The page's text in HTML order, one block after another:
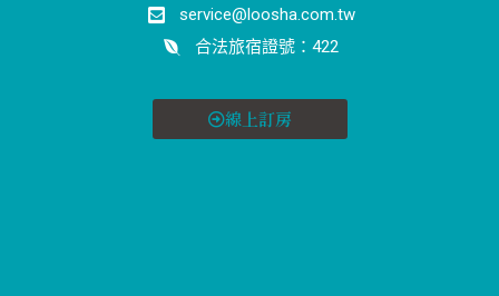
service@loosha.com.tw
合法旅宿證號：422
線上訂房